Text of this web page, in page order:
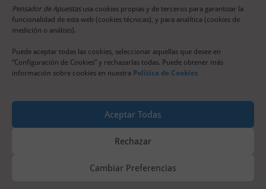
Pensador de Apuestas usa cookies propias y de terceros para garantizar la
funcionalidad de esta web (cookies técnicas), y para analítica (cookies de
medición o análisis).
Puede aceptar todas las cookies, seleccionar aquellas que desee en
“Configuración de Cookies” y rechazarlas todas. Puede obtener más
información sobre cookies en nuestra Política de Cookies
Aceptar Todas
Rechazar
Cambiar Preferencias